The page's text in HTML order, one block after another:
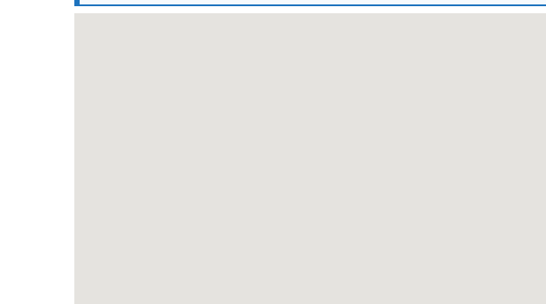
ただし、山の上なので、天候の変化に注意し、防寒対策も忘れずに行きましょう。